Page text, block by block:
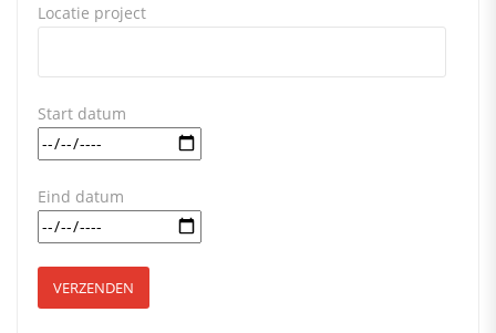
Locatie project
Start datum
Eind datum